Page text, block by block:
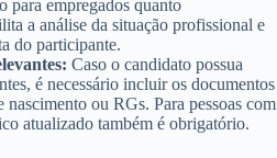
para empregados quanto
a análise da situação profissional e
do participante.
Caso o candidato possua
é necessário incluir os documentos
nascimento ou RGs. Para pessoas com
atualizado também é obrigatório.